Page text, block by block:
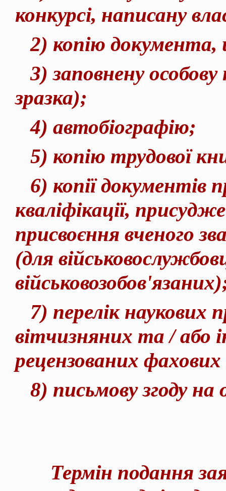
конкурсі, написану
2) копію документа,
3) заповнену
зразка);
4) автобіографію;
5) копію трудової
6) копії документів
кваліфікації,
присвоєння вченого
(для
7) перелік наукових
вітчизняних та / або
рецензованих
8) письмову згоду на
Термін подання